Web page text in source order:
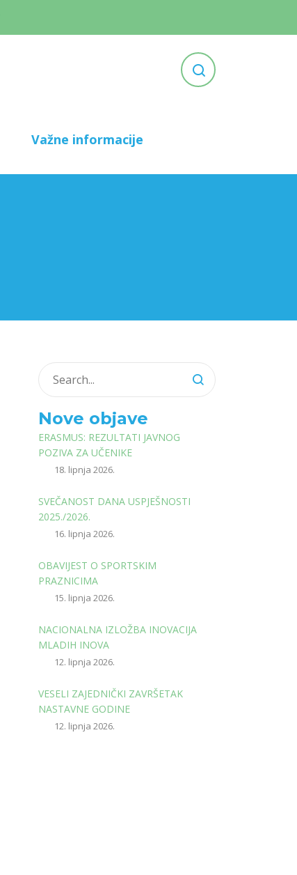
Važne informacije
Nove objave
ERASMUS: REZULTATI JAVNOG
POZIVA ZA UČENIKE
18. lipnja 2026.
SVEČANOST DANA USPJEŠNOSTI
2025./2026.
16. lipnja 2026.
OBAVIJEST O SPORTSKIM
PRAZNICIMA
15. lipnja 2026.
NACIONALNA IZLOŽBA INOVACIJA
MLADIH INOVA
12. lipnja 2026.
VESELI ZAJEDNIČKI ZAVRŠETAK
NASTAVNE GODINE
12. lipnja 2026.